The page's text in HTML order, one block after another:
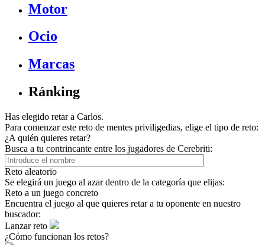
Motor
Ocio
Marcas
Ránking
Has elegido retar a Carlos.
Para comenzar este reto de mentes priviligedias, elige el tipo de reto:
¿A quién quieres retar?
Busca a tu contrincante entre los jugadores de Cerebriti:
Reto aleatorio
Se elegirá un juego al azar dentro de la categoría que elijas:
Reto a un juego concreto
Encuentra el juego al que quieres retar a tu oponente en nuestro
buscador:
Lanzar reto
¿Cómo funcionan los retos?